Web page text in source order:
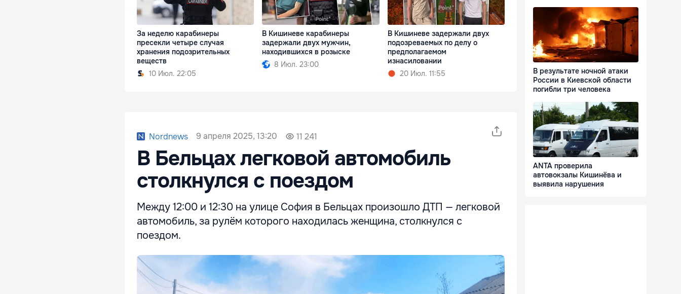
За неделю карабинеры
пресекли четыре случая
хранения подозрительных
веществ
10 Июл. 22:05
В Кишиневе карабинеры
задержали двух мужчин,
находившихся в розыске
8 Июл. 23:00
В Кишиневе задержали двух
подозреваемых по делу о
предполагаемом
изнасиловании
20 Июл. 11:55
Nordnews 9 апреля 2025, 13:20 11 241
В Бельцах легковой автомобиль
столкнулся с поездом
Между 12:00 и 12:30 на улице София в Бельцах произошло ДТП — легковой
автомобиль, за рулём которого находилась женщина, столкнулся с
поездом.
В результате ночной атаки
России в Киевской области
погибли три человека
ANTA проверила
автовокзалы Кишинёва и
выявила нарушения